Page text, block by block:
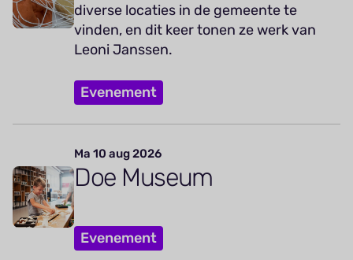
diverse locaties in de gemeente te
vinden, en dit keer tonen ze werk van
Leoni Janssen.
Evenement
Ma 10 aug 2026
Doe Museum
Evenement